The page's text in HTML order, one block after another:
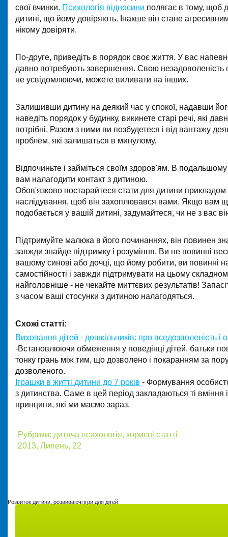
свої вчинки. Психологія відносини полягає в тому, щоб
дитині, що йому довіряють. Інакше він стане
нікому довіряти.
По-друге, приведіть в порядок своє життя. У вас
давно потребують завершення. Свою незадоволеність
не усвідомлюючи, можете виливати на інших.
Залишивши дитину на деякий час у спокої, надавши
наведіть порядок у будинку, викинете старі речі, які
потрібні. Разом з ними ви позбудетеся і від вантажу
проблем, які залишаться в минулому.
Відпочиньте і займіться своїм здоров'ям. В
вам налагодити контакт з дитиною.
Обов'язково постарайтеся стати для дитини
наслідування, щоб він захоплювався вами. Якщо вам
подобається у вашій дитині, задумайтеся, чи не з вас
Підтримуйте малюка в його починаннях, він повинен
завжди знайде підтримку і розуміння. Ви не повинні
вашому синові або дочці, що йому робити, ви повинні
самостійності і завжди підтримувати на цьому
найголовніше - не чекайте миттєвих результатів!
з часом ваші стосунки з дитиною налагодяться.
Схожі статті:
Виховання дітей - дошкільників: про вседозволеність і
-Встановлюючи обмеження у поведінці дітей, батьки
тонку грань між тим, що дозволено і покаранням за
дозволеного.
Іграшки в житті дитини до 7 років - Формування
з дитинства. Саме в цей період закладаються ті вміння
принципи, які ми маємо зараз.
Рубрики: дитяча психологія, корисні статті
2013, Липень, 22
Розвиток дитини, розвиваючі ігри для дітей